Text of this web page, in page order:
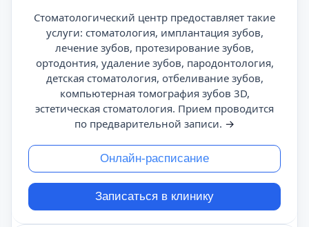
Стоматологический центр предоставляет такие
услуги: стоматология, имплантация зубов,
лечение зубов, протезирование зубов,
ортодонтия, удаление зубов, пародонтология,
детская стоматология, отбеливание зубов,
компьютерная томография зубов 3D,
эстетическая стоматология. Прием проводится
по предварительной записи. →
Онлайн-расписание
Записаться в клинику